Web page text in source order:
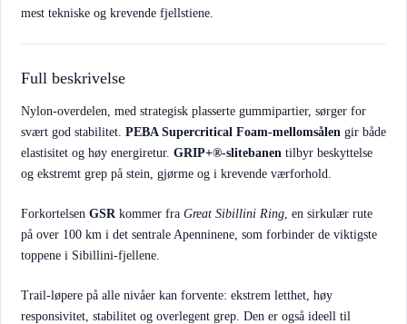
mest tekniske og krevende fjellstiene.
Full beskrivelse
Nylon-overdelen, med strategisk plasserte gummipartier, sørger for
svært god stabilitet. PEBA Supercritical Foam-mellomsålen gir både
elastisitet og høy energiretur. GRIP+®-slitebanen tilbyr beskyttelse
og ekstremt grep på stein, gjørme og i krevende værforhold.
Forkortelsen GSR kommer fra Great Sibillini Ring , en sirkulær rute
på over 100 km i det sentrale Apenninene, som forbinder de viktigste
toppene i Sibillini-fjellene.
Trail-løpere på alle nivåer kan forvente: ekstrem letthet, høy
responsivitet, stabilitet og overlegent grep. Den er også ideell til